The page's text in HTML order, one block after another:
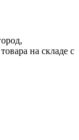
на складе с